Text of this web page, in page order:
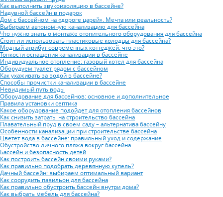
Как выполнить звукоизоляцию в бассейне?
Надувной бассейн в подарок
Дом с бассейном на «дороге царей». Мечта или реальность?
Выбираем автономную канализацию для бассейна
Что нужно знать о монтаже отопительного оборудования для бассейна
Стоит ли использовать пластиковые колодцы для бассейна?
Модный атрибут современных коттеджей: что это?
Тонкости оснащения канализации в бассейне
Индивидуальное отопление: газовый котел для бассейна
Оборудуем туалет рядом с бассейном
Как ухаживать за водой в бассейне?
Способы прочистки канализации в бассейне
Невидимый путь воды
Оборудование для бассейнов: основное и дополнительное
Правила установки септика
Какое оборудование подойдет для отопления бассейнов
Как снизить затраты на строительство бассейна
Плавательный пруд в своем саду – альтернатива бассейну
Особенности канализации при строительстве бассейна
Цветет вода в бассейне: правильный уход и содержание
Обустройство личного пляжа вокруг бассейна
Бассейн и безопасность детей
Как построить бассейн своими руками?
Как правильно подобрать деревянную купель?
Дачный бассейн: выбираем оптимальный вариант
Как соорудить павильон для бассейна
Как правильно обустроить бассейн внутри дома?
Как выбрать мебель для бассейна?